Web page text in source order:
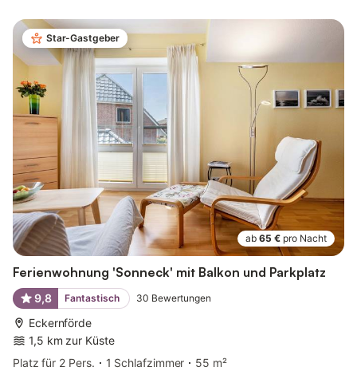
Star-Gastgeber
ab 65 € pro Nacht
Ferienwohnung 'Sonneck' mit Balkon und Parkplatz
9,8 Fantastisch 30 Bewertungen
Eckernförde
1,5 km zur Küste
Platz für 2 Pers.
1 Schlafzimmer
55 m²